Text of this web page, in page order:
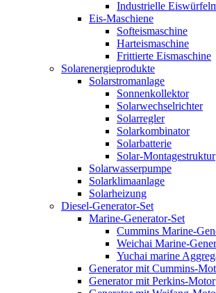
Industrielle
Eis-Maschiene
Softeismaschine
Harteismaschine
Frittierte Eismaschine
Solarenergieprodukte
Solarstromanlage
Sonnenkollektor
Solarwechselrichter
Solarregler
Solarkombinator
Solarbatterie
Solar-Montagestruktur
Solarwasserpumpe
Solarklimaanlage
Solarheizung
Diesel-Generator-Set
Marine-Generator-Set
Cummins Marine-
Weichai Marine-
Yuchai marine
Generator mit Cummins-
Generator mit Perkins-Motor